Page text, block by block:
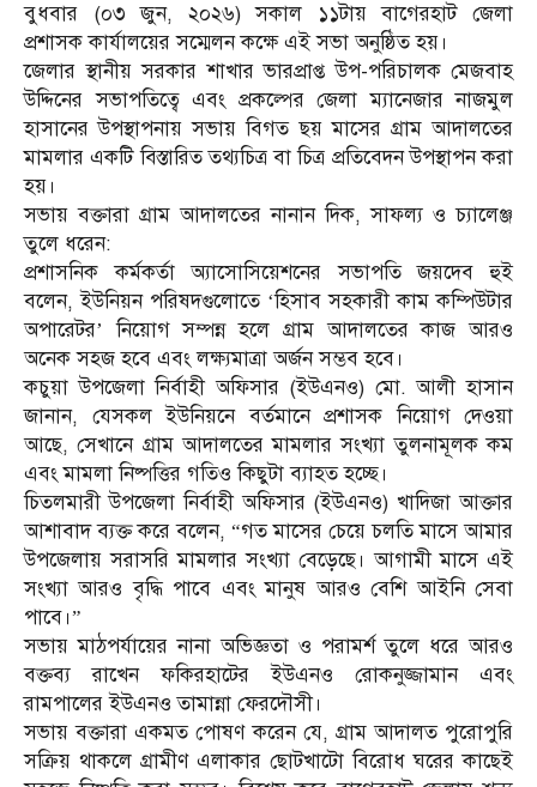
​বুধবার (০৩ জুন, ২০২৬) সকাল ১১টায় বাগেরহাট জেলা
প্রশাসক কার্যালয়ের সম্মেলন কক্ষে এই সভা অনুষ্ঠিত হয়।
​জেলার স্থানীয় সরকার শাখার ভারপ্রাপ্ত উপ-পরিচালক মেজবাহ
উদ্দিনের সভাপতিত্বে এবং প্রকল্পের জেলা ম্যানেজার নাজমুল
হাসানের উপস্থাপনায় সভায় বিগত ছয় মাসের গ্রাম আদালতের
মামলার একটি বিস্তারিত তথ্যচিত্র বা চিত্র প্রতিবেদন উপস্থাপন করা
হয়।
​সভায় বক্তারা গ্রাম আদালতের নানান দিক, সাফল্য ও চ্যালেঞ্জ
তুলে ধরেন:
​প্রশাসনিক কর্মকর্তা অ্যাসোসিয়েশনের সভাপতি জয়দেব হুই
বলেন, ইউনিয়ন পরিষদগুলোতে ‘হিসাব সহকারী কাম কম্পিউটার
অপারেটর’ নিয়োগ সম্পন্ন হলে গ্রাম আদালতের কাজ আরও
অনেক সহজ হবে এবং লক্ষ্যমাত্রা অর্জন সম্ভব হবে।
​কচুয়া উপজেলা নির্বাহী অফিসার (ইউএনও) মো. আলী হাসান
জানান, যেসকল ইউনিয়নে বর্তমানে প্রশাসক নিয়োগ দেওয়া
আছে, সেখানে গ্রাম আদালতের মামলার সংখ্যা তুলনামূলক কম
এবং মামলা নিষ্পত্তির গতিও কিছুটা ব্যাহত হচ্ছে।
​চিতলমারী উপজেলা নির্বাহী অফিসার (ইউএনও) খাদিজা আক্তার
আশাবাদ ব্যক্ত করে বলেন, “গত মাসের চেয়ে চলতি মাসে আমার
উপজেলায় সরাসরি মামলার সংখ্যা বেড়েছে। আগামী মাসে এই
সংখ্যা আরও বৃদ্ধি পাবে এবং মানুষ আরও বেশি আইনি সেবা
পাবে।”
​সভায় মাঠপর্যায়ের নানা অভিজ্ঞতা ও পরামর্শ তুলে ধরে আরও
বক্তব্য রাখেন ফকিরহাটের ইউএনও রোকনুজ্জামান এবং
রামপালের ইউএনও তামান্না ফেরদৌসী।
​সভায় বক্তারা একমত পোষণ করেন যে, গ্রাম আদালত পুরোপুরি
সক্রিয় থাকলে গ্রামীণ এলাকার ছোটখাটো বিরোধ ঘরের কাছেই